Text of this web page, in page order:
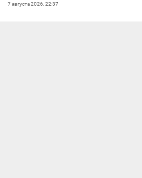
7 августа 2026, 22:37